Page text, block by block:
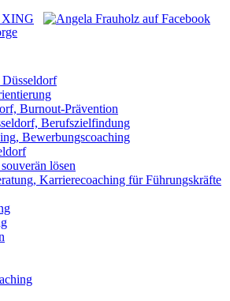
Burnout-Prävention
Berufszielfindung
Bewerbungscoaching
lösen
Karrierecoaching für Führungskräfte